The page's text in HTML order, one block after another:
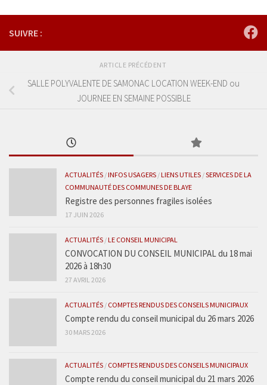
SUIVRE :
ARTICLE PRÉCÉDENT
SALLE POLYVALENTE DE SAMONAC LOCATION WEEK-END ou
JOURNEE EN SEMAINE POSSIBLE
ACTUALITÉS /INFOS USAGERS /LIENS UTILES /SERVICES DE LA
COMMUNAUTÉ DES COMMUNES DE BLAYE
Registre des personnes fragiles isolées
17 JUIN 2026
ACTUALITÉS /LE CONSEIL MUNICIPAL
CONVOCATION DU CONSEIL MUNICIPAL du 18 mai
2026 à 18h30
27 AVRIL 2026
ACTUALITÉS / COMPTES RENDUS DES CONSEILS MUNICIPAUX
Compte rendu du conseil municipal du 26 mars 2026
30 MARS 2026
ACTUALITÉS / COMPTES RENDUS DES CONSEILS MUNICIPAUX
Compte rendu du conseil municipal du 21 mars 2026